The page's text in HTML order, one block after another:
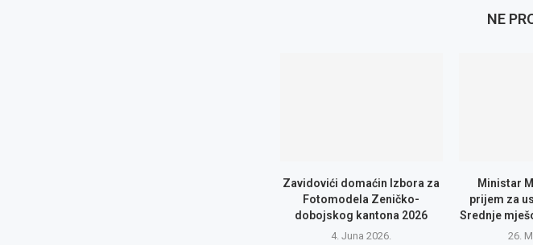
NE
Zavidovići domaćin Izbora za
Fotomodela Zeničko-
dobojskog kantona 2026
4. Juna 2026.
Ministar
prijem za
Srednje
26.